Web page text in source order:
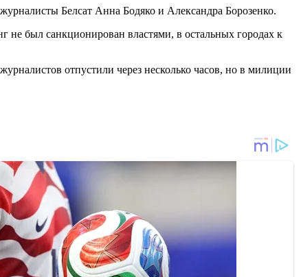
Белсат Анна Бодяко и Александра Борозенко.
был санкционирован властями, в остальных городах к
отпустили через несколько часов, но в милиции